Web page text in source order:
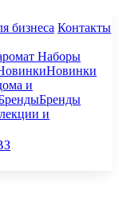
бизнеса Контакты
Наборы
Новинки
и
Бренды
и